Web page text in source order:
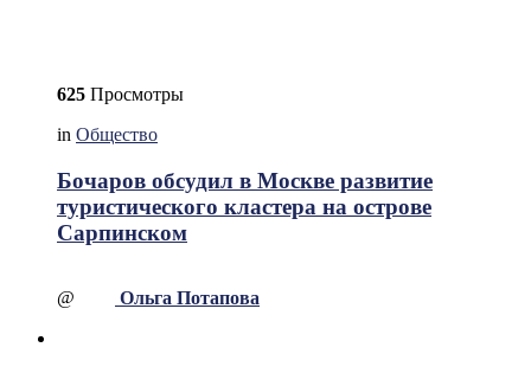
625 Просмотры
in Общество
Бочаров обсудил в Москве развитие
туристического кластера на острове
Сарпинском
@ Ольга Потапова